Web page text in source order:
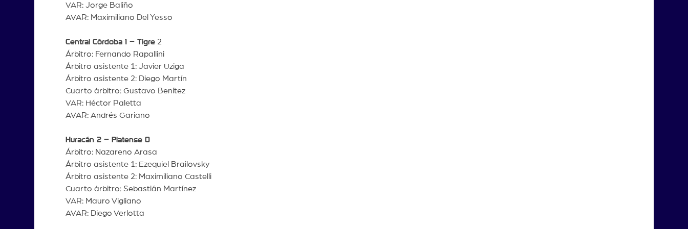
VAR: Jorge Baliño
AVAR: Maximiliano Del Yesso
Central Córdoba 1 – Tigre2
Árbitro: Fernando Rapallini
Árbitro asistente 1: Javier Uziga
Árbitro asistente 2: Diego Martín
Cuarto árbitro: Gustavo Benítez
VAR: Héctor Paletta
AVAR: Andrés Gariano
Huracán 2 – Platense 0
Árbitro: Nazareno Arasa
Árbitro asistente 1: Ezequiel Brailovsky
Árbitro asistente 2: Maximiliano Castelli
Cuarto árbitro: Sebastián Martínez
VAR: Mauro Vigliano
AVAR: Diego Verlotta